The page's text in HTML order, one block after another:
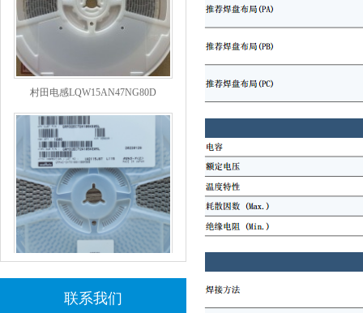
村田电感LQW15AN47NG80D
联系我们